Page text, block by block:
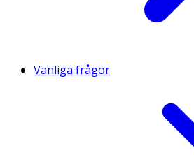
Vanliga frågor